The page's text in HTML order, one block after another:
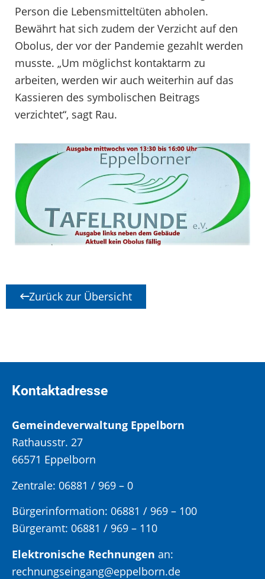
Person die Lebensmitteltüten abholen.
Bewährt hat sich zudem der Verzicht auf den
Obolus, der vor der Pandemie gezahlt werden
musste. „Um möglichst kontaktarm zu
arbeiten, werden wir auch weiterhin auf das
Kassieren des symbolischen Beitrags
verzichtet“, sagt Rau.
Zurück zur Übersicht
Kontaktadresse
Gemeindeverwaltung Eppelborn
Rathausstr. 27
66571 Eppelborn
Zentrale: 06881 / 969 – 0
Bürgerinformation: 06881 / 969 – 100
Bürgeramt: 06881 / 969 – 110
Elektronische Rechnungen an:
rechnungseingang@eppelborn.de